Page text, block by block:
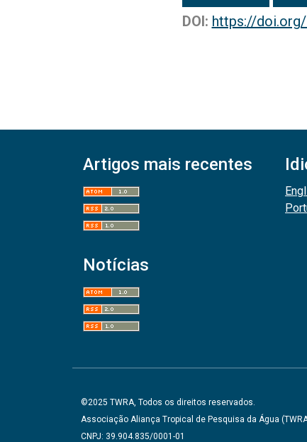
DOI: https://
Artigos mais recentes
Notícias
©2025 TWRA, Todos os direitos reservados.
Associação Aliança Tropical de Pesquisa da Água
CNPJ: 39.904.835/0001-01